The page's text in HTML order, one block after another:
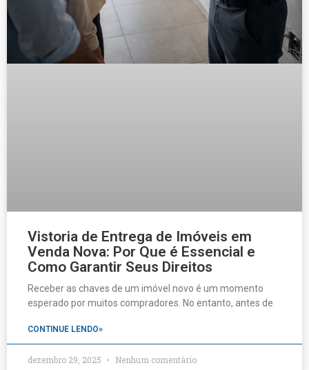
Vistoria de Entrega de Imóveis em
Venda Nova: Por Que é Essencial e
Como Garantir Seus Direitos
Receber as chaves de um imóvel novo é um momento
esperado por muitos compradores. No entanto, antes de
CONTINUE LENDO»
dezembro 29, 2025 Nenhum comentário